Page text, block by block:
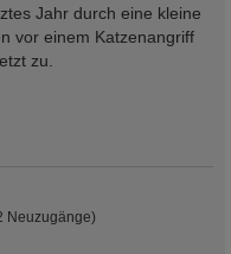
Jahr durch eine kleine
vor einem Katzenangriff
zu.
Neuzugänge)